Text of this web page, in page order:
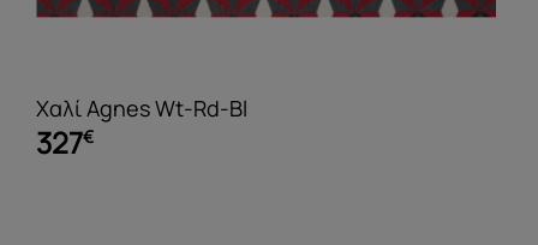
Χαλί Agnes Wt-Rd-Bl
327€